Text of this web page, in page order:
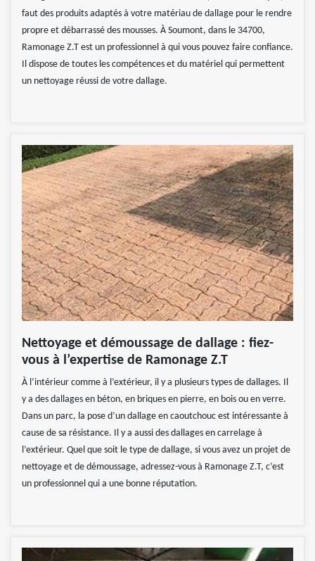
faut des produits adaptés à votre matériau de dallage pour le rendre
propre et débarrassé des mousses. À Soumont, dans le 34700,
Ramonage Z.T est un professionnel à qui vous pouvez faire confiance.
Il dispose de toutes les compétences et du matériel qui permettent
un nettoyage réussi de votre dallage.
Nettoyage et démoussage de dallage : fiez-
vous à l’expertise de Ramonage Z.T
À l’intérieur comme à l’extérieur, il y a plusieurs types de dallages. Il
y a des dallages en béton, en briques en pierre, en bois ou en verre.
Dans un parc, la pose d’un dallage en caoutchouc est intéressante à
cause de sa résistance. Il y a aussi des dallages en carrelage à
l’extérieur. Quel que soit le type de dallage, si vous avez un projet de
nettoyage et de démoussage, adressez-vous à Ramonage Z.T, c’est
un professionnel qui a une bonne réputation.